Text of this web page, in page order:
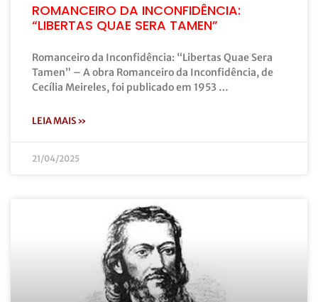
ROMANCEIRO DA INCONFIDÊNCIA:
“LIBERTAS QUAE SERA TAMEN”
Romanceiro da Inconfidência: “Libertas Quae Sera
Tamen” – A obra Romanceiro da Inconfidência, de
Cecília Meireles, foi publicado em 1953 …
LEIA MAIS »
21/04/2025